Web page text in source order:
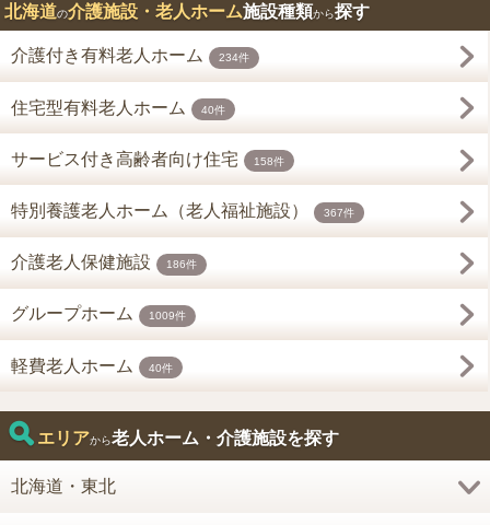
北海道の介護施設・老人ホーム施設種類から探す
介護付き有料老人ホーム 234件
住宅型有料老人ホーム 40件
サービス付き高齢者向け住宅 158件
特別養護老人ホーム（老人福祉施設） 367件
介護老人保健施設 186件
グループホーム 1009件
軽費老人ホーム 40件
エリアから老人ホーム・介護施設を探す
北海道・東北